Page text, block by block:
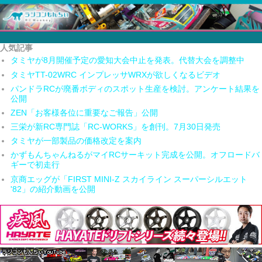
人気記事
タミヤが8月開催予定の愛知大会中止を発表。代替大会を調整中
タミヤTT-02WRC インプレッサWRXが欲しくなるビデオ
パンドラRCが廃番ボディのスポット生産を検討。アンケート結果を
公開
ZEN「お客様各位に重要なご報告」公開
三栄が新RC専門誌「RC-WORKS」を創刊。7月30日発売
タミヤが一部製品の価格改定を案内
かずもんちゃんねるがマイRCサーキット完成を公開。オフロードバ
ギーで初走行
京商エッグが「FIRST MINI-Z スカイライン スーパーシルエット
'82」の紹介動画を公開